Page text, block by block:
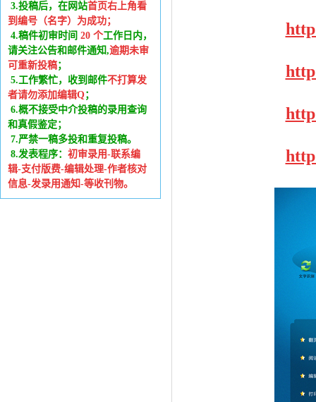
3.投稿后，在网站首页右上角看
到编号（名字）为成功；
4.稿件初审时间 20 个工作日内 ，
请关注公告和邮件通知,逾期未审
可重新投稿；
5.工作繁忙，收到邮件不打算发
者请勿添加编辑Q；
6.概不接受中介投稿的录用查询
和真假鉴定；
7.严禁一稿多投和重复投稿。
8.发表程序： 初审录用-联系编
辑-支付版费-编辑处理-作者核对
信息-发录用通知-等收刊物。